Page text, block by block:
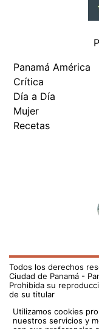
Panamá América
Crítica
Día a Día
Mujer
Recetas
Todos los derechos
Ciudad de Panamá -
Prohibida su
de su titular
Utilizamos cookies
nuestros servicios y